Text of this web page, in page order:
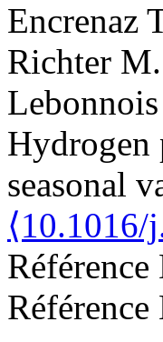
Encrenaz
Richter
Lebonnois
Hydrogen
seasonal
⟨10.1016/